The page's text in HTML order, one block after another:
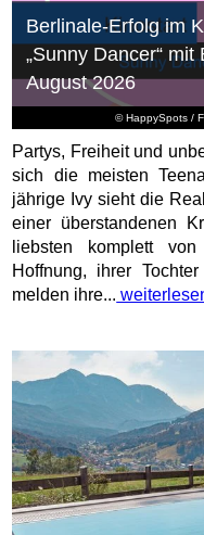
© HappySpots /
Berlinale-Erfolg im
„Sunny Dancer“
August 2026
Partys, Freiheit und
sich die meisten
jährige Ivy sieht die
einer überstandenen
liebsten komplett
Hoffnung, ihrer
melden ihre...